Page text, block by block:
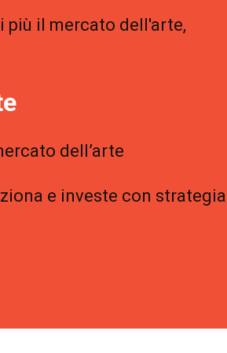
più il mercato dell'arte,
dell’arte
e investe con